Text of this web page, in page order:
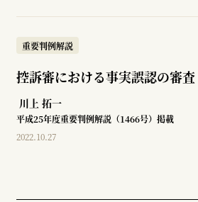
重要判例解説
控訴審における事実誤認の審査
川上 拓一
平成25年度重要判例解説（1466号）掲載
2022.10.27